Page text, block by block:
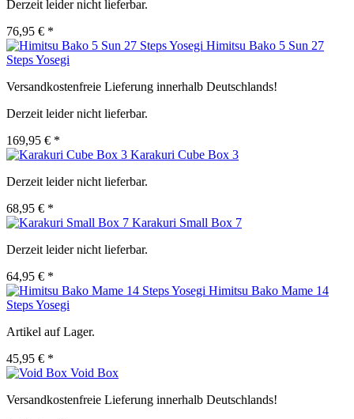
Derzeit leider nicht lieferbar.
76,95 € *
Himitsu Bako 5 Sun 27
Steps Yosegi
Versandkostenfreie Lieferung innerhalb Deutschlands!
Derzeit leider nicht lieferbar.
169,95 € *
Karakuri Cube Box 3
Derzeit leider nicht lieferbar.
68,95 € *
Karakuri Small Box 7
Derzeit leider nicht lieferbar.
64,95 € *
Himitsu Bako Mame 14
Steps Yosegi
Artikel auf Lager.
45,95 € *
Void Box
Versandkostenfreie Lieferung innerhalb Deutschlands!